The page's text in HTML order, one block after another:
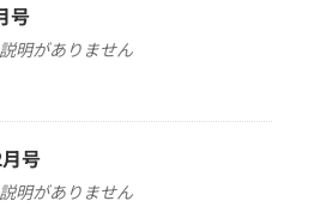
号
明がありません
号
明がありません